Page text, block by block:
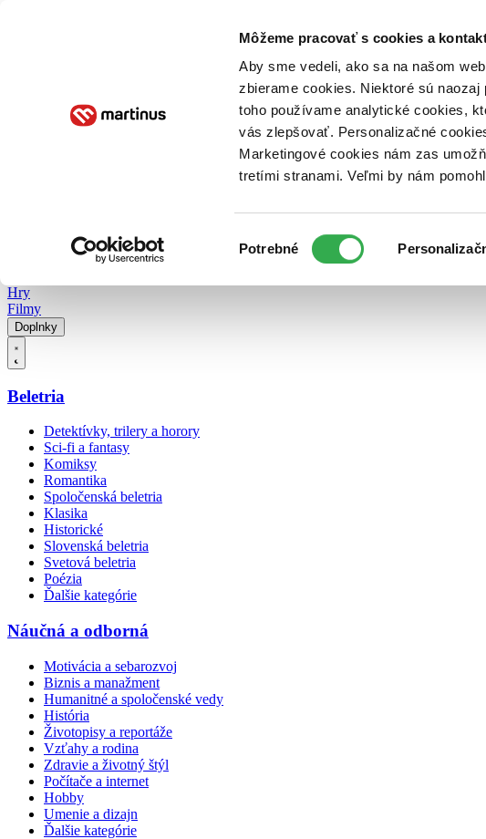
Môžeme pracovať s cookies a
Aby sme vedeli, ako sa na našom
zbierame cookies. Niektoré sú
toho používame analytické cookies,
vás zlepšovať. Personalizačné
Marketingové cookies nám zas
tretími stranami. Veľmi by nám
súhlasu
Potrebné
Poukážky Kontakt
Hry
Filmy
Doplnky
Beletria
Detektívky, trilery a horory
Sci-fi a fantasy
Komiksy
Romantika
Spoločenská beletria
Klasika
Historické
Slovenská beletria
Svetová beletria
Poézia
Ďalšie kategórie
Náučná a odborná
Motivácia a sebarozvoj
Biznis a manažment
Humanitné a spoločenské vedy
História
Životopisy a reportáže
Vzťahy a rodina
Zdravie a životný štýl
Počítače a internet
Hobby
Umenie a dizajn
Ďalšie kategórie